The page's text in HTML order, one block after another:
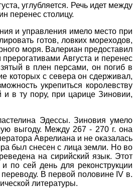
углубляется. Речь идет между
перенес столицу.
и управления имело место при
готов, ловких мореходов,
моря. Валериан предоставил
Августа и перенес
в плен персами, он погиб в
которых с севера он сдерживал,
укрепиться королевству
в ту пору, при царице Зиновии,
Эдессы. Зиновия умело
выгоду. Между 267 - 270 г. она
Аврелиана и не оказалась
был снесен с лица земли. Но во
на сирийский язык. Этот
по сей день для реконструкции
переводу. В первой половине IV в.
литературы.